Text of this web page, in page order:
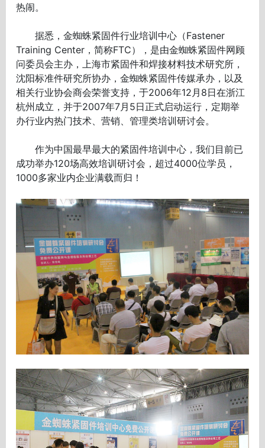
热闹。
据悉，金蜘蛛紧固件行业培训中心（Fastener
Training Center，简称FTC），是由金蜘蛛紧固件网顾
问委员会主办，上海市紧固件和焊接材料技术研究所，
沈阳标准件研究所协办，金蜘蛛紧固件传媒承办，以及
相关行业协会商会荣誉支持，于2006年12月8日在浙江
杭州成立，并于2007年7月5日正式启动运行，定期举
办行业内热门技术、营销、管理类培训研讨会。
作为中国最早最大的紧固件培训中心，我们目前已
成功举办120场高效培训研讨会，超过4000位学员，
1000多家业内企业满载而归！